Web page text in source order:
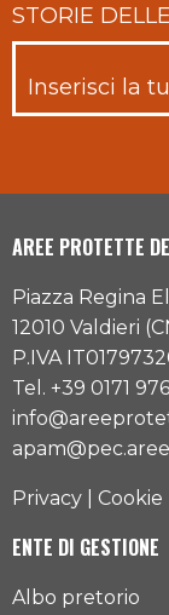
STORIE
AREE PROTETTE
Piazza Regina
12010 Valdieri
P.IVA
Tel. +39 0171
Privacy Cookie
ENTE DI GESTIONE
Albo pretorio